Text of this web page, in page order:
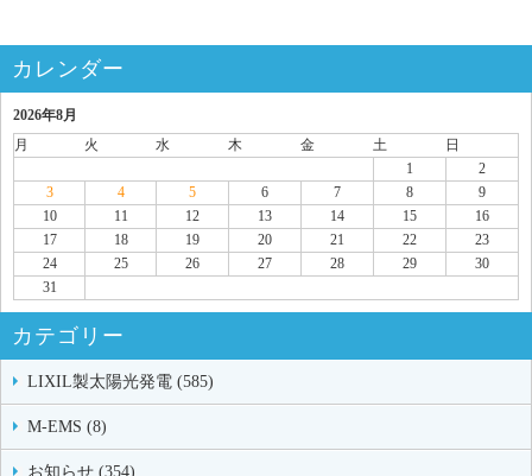
カレンダー
2026年8月
月
火 水 木 金 土
日
1
2
3
4 5 6 7 8
9
10
11 12 13 14 15
16
17
18 19 20 21 22
23
24
25 26 27 28 29
30
31
カテゴリー
LIXIL製太陽光発電 (585)
M-EMS (8)
お知らせ (354)